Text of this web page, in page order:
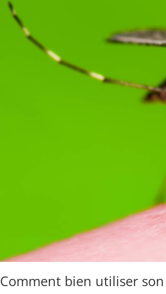
Comment bien utiliser